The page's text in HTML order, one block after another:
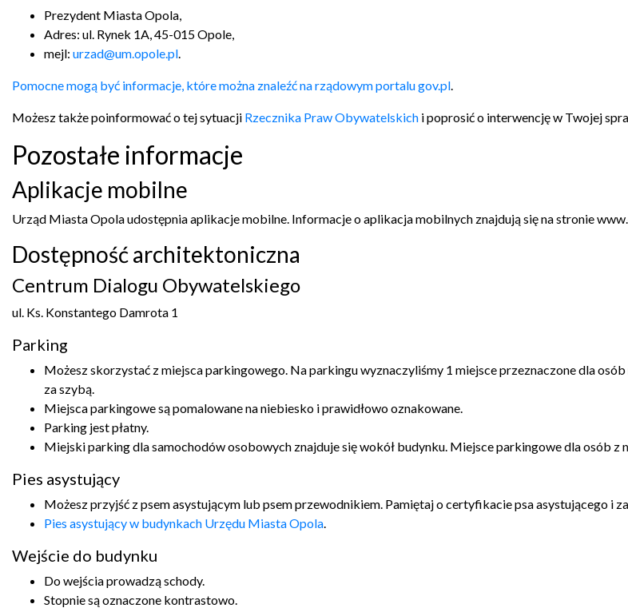
Prezydent Miasta Opola
Adres: ul. Rynek 1A, 45-015 Opole
mejl: urzad@um.opole.pl
Pomocne mogą być informacje, które można znaleźć na rządowym portalu gov.pl
Możesz także poinformować o tej sytuacji Rzecznika Praw Obywatelskich i poprosić o interwencję w Twojej
Pozostałe informacje
Aplikacje mobilne
Urząd Miasta Opola udostępnia aplikacje mobilne. Informacje o aplikacja mobilnych znajdują się na stronie
Dostępność architektoniczna
Centrum Dialogu Obywatelskiego
ul. Ks. Konstantego Damrota 1
Parking
Możesz skorzystać z miejsca parkingowego. Na parkingu wyznaczyliśmy 1 miejsce przeznaczone dla
za szybą.
Miejsca parkingowe są pomalowane na niebiesko i prawidłowo oznakowane.
Parking jest płatny.
Miejski parking dla samochodów osobowych znajduje się wokół budynku. Miejsce parkingowe dla osób z
Pies asystujący
Możesz przyjść z psem asystującym lub psem przewodnikiem. Pamiętaj o certyfikacie psa asystującego i
Pies asystujący w budynkach Urzędu Miasta Opola
Wejście do budynku
Do wejścia prowadzą schody.
Stopnie są oznaczone kontrastowo.